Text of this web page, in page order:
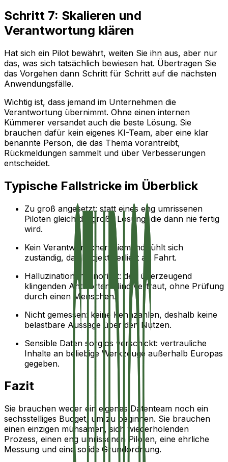
Schritt 7: Skalieren und
Verantwortung klären
Hat sich ein Pilot bewährt, weiten Sie ihn aus, aber nur
das, was sich tatsächlich bewiesen hat. Übertragen Sie
das Vorgehen dann Schritt für Schritt auf die nächsten
Anwendungsfälle.
Wichtig ist, dass jemand im Unternehmen die
Verantwortung übernimmt. Ohne einen internen
Kümmerer versandet auch die beste Lösung. Sie
brauchen dafür kein eigenes KI-Team, aber eine klar
benannte Person, die das Thema vorantreibt,
Rückmeldungen sammelt und über Verbesserungen
entscheidet.
Typische Fallstricke im Überblick
Zu groß angesetzt: statt eines eng umrissenen
Piloten gleich die große Lösung, die dann nie fertig
wird.
Kein Verantwortlicher: niemand fühlt sich
zuständig, das Projekt verliert an Fahrt.
Halluzinationen ignoriert: den überzeugend
klingenden Antworten blind vertraut, ohne Prüfung
durch einen Menschen.
Nicht gemessen: keine Kennzahlen, deshalb keine
belastbare Aussage über den Nutzen.
Sensible Daten sorglos verschickt: vertrauliche
Inhalte an beliebige Werkzeuge außerhalb Europas
gegeben.
Fazit
Sie brauchen weder ein eigenes Datenteam noch ein
sechsstelliges Budget, um zu beginnen. Sie brauchen
einen einzigen mühsamen, sich wiederholenden
Prozess, einen eng umrissenen Piloten, eine ehrliche
Messung und eine solide Grundordnung.